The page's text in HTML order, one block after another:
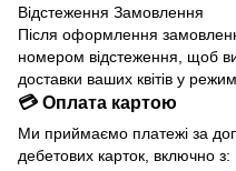
Відстеження Замовлення
Після оформлення
номером відстеження, щоб
доставки ваших квітів у
💳 Оплата картою
Ми приймаємо платежі за
дебетових карток, включно з: